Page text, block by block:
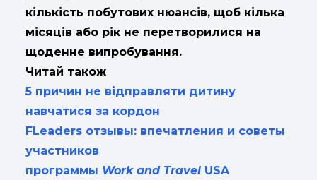
кількість побутових нюансів, щоб кілька
місяців або рік не перетворилися на
щоденне випробування.
Читай також
5 причин не відправляти дитину
навчатися за кордон
FLeaders отзывы: впечатления и советы
участников
программы Work and Travel USA